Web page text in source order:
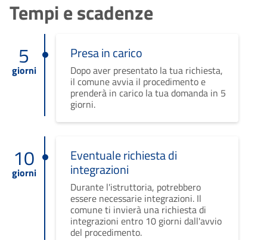
Tempi e scadenze
5
giorni
Presa in carico
Dopo aver presentato la tua richiesta,
il comune avvia il procedimento e
prenderà in carico la tua domanda in 5
giorni.
10
giorni
Eventuale richiesta di
integrazioni
Durante l'istruttoria, potrebbero
essere necessarie integrazioni. Il
comune ti invierà una richiesta di
integrazioni entro 10 giorni dall'avvio
del procedimento.